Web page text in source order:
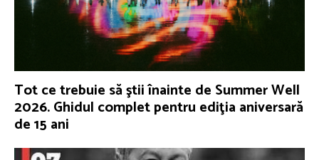
Tot ce trebuie să ştii înainte de Summer Well
2026. Ghidul complet pentru ediţia aniversară
de 15 ani